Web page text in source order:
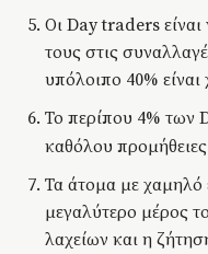
Οι Day traders
τους στις
υπόλοιπο 40% είναι
Το περίπου 4% των
καθόλου
Τα άτομα με χαμηλό
μεγαλύτερο μέρος
λαχείων και η